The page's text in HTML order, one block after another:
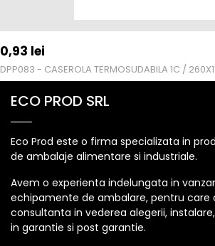
0,93 lei
DPP083 - CASEROLA TERMOSUDABILA 1C /
ECO PROD SRL
Eco Prod este o firma specializata in
de ambalaje alimentare si industriale.
Avem o experienta indelungata in
echipamente de ambalare, pentru care
consultanta in vederea alegerii,
in garantie si post garantie.